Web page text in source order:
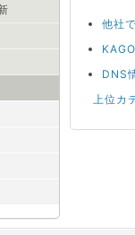
他社
DNS
上位カ